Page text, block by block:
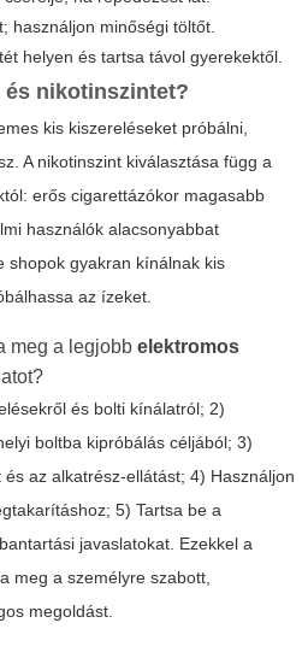
használjon minőségi töltőt.
helyen és tartsa távol gyerekektől.
és nikotinszintet?
kis kiszereléseket próbálni,
A nikotinszint kiválasztása függ a
erős cigarettázókor magasabb
használók alacsonyabbat
shopok gyakran kínálnak kis
az ízeket.
meg a legjobb elektromos
és bolti kínálatról; 2)
boltba kipróbálás céljából; 3)
az alkatrész-ellátást; 4) Használjon
5) Tartsa be a
javaslatokat. Ezekkel a
meg a személyre szabott,
megoldást.